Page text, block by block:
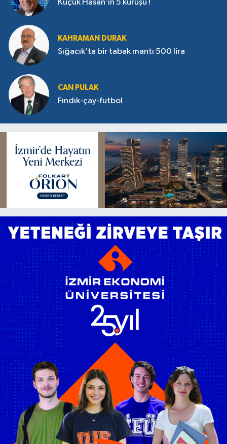
Küçük Hasan’ın 5 kuruşu !
KAHRAMAN DURAK
Sığacık’ta bir tabak mantı 500 lira
CAN PULAK
Fındık-çay-futbol